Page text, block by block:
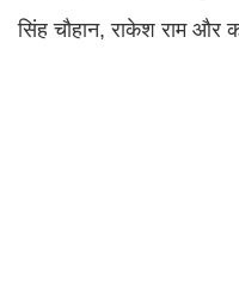
सिंह चौहान, राकेश राम और